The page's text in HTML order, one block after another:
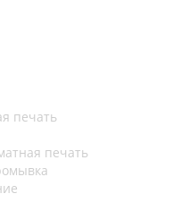
печать
печать